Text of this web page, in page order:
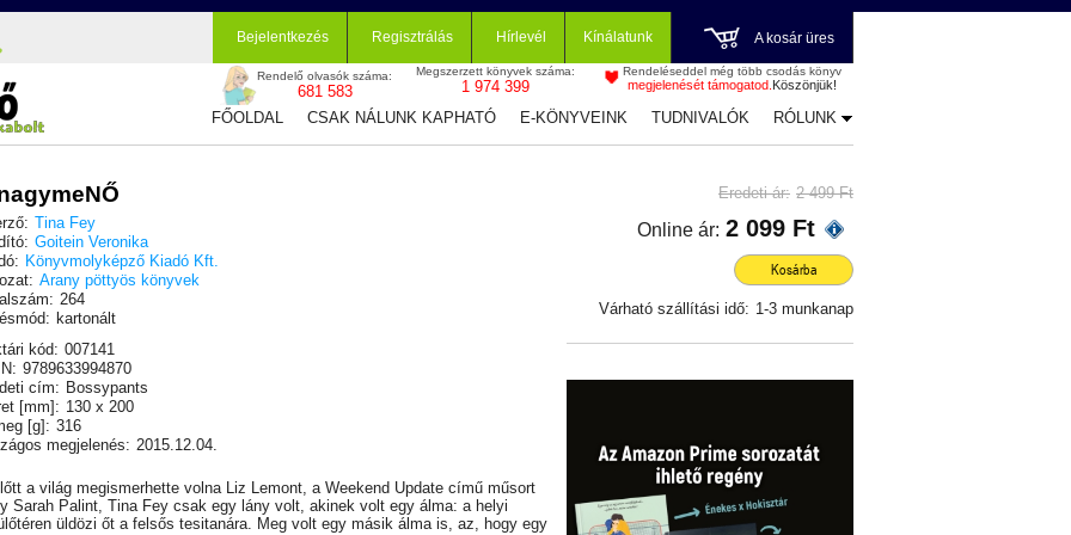
Bejelentkezés Regisztrálás Hírlevél Kínálatunk A kosár üres
Rendelő olvasók száma:
681 583
Megszerzett könyvek száma:
1 974 399
Rendeléseddel még több csodás könyv
megjelenését támogatod. Köszönjük!
FŐOLDAL CSAK NÁLUNK KAPHATÓ E-KÖNYVEINK TUDNIVALÓK RÓLUNK
Tina Fey
Goitein Veronika
Könyvmolyképző Kiadó Kft.
Arany pöttyös könyvek
264
kartonált
kód: 007141
9789633994870
cím: Bossypants
[mm]: 130 x 200
[g]: 316
megjelenés: 2015.12.04.
a világ megismerhette volna Liz Lemont, a Weekend Update című műsort
Sarah Palint, Tina Fey csak egy lány volt, akinek volt egy álma: a helyi
üldözi őt a felsős tesitanára. Meg volt egy másik álma is, az, hogy egy
Eredeti ár: 2 499 Ft
Online ár: 2 099 Ft
Kosárba
Várható szállítási idő: 1-3 munkanap